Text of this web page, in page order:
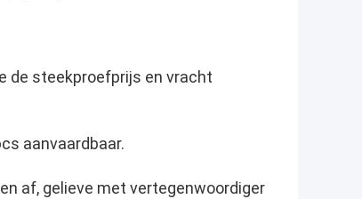
de steekproefprijs en vracht
aanvaardbaar.
af, gelieve met vertegenwoordiger